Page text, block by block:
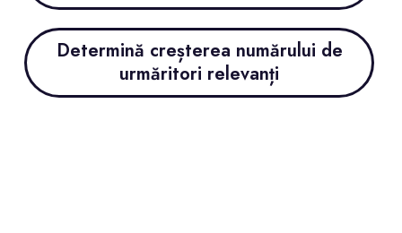
Determină creșterea numărului de
urmăritori relevanți